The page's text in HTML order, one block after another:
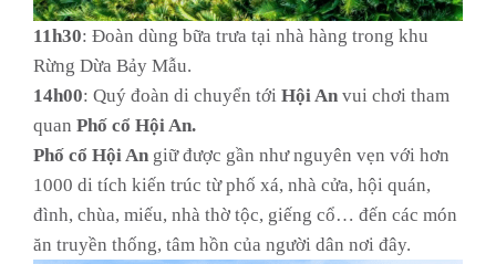
11h30: Đoàn dùng bữa trưa tại nhà hàng trong khu
Rừng Dừa Bảy Mẫu.
14h00: Quý đoàn di chuyển tới Hội An vui chơi tham
quan Phố cổ Hội An.
Phố cổ Hội An giữ được gần như nguyên vẹn với hơn
1000 di tích kiến trúc từ phố xá, nhà cửa, hội quán,
đình, chùa, miếu, nhà thờ tộc, giếng cổ… đến các món
ăn truyền thống, tâm hồn của người dân nơi đây.